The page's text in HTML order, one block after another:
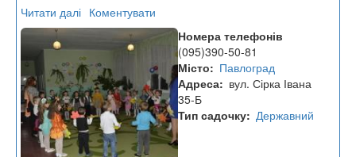
Читати далі про
Навчально-
виховний
комплекс
№14
Коментувати
Номера телефонів
(095)390-50-81
Місто
Павлоград
Адреса
вул. Сірка Івана
35-Б
Тип садочку Державний